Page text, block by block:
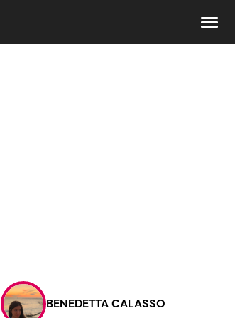
Contattaci
PubblicitàBENEDETTA CALASSO